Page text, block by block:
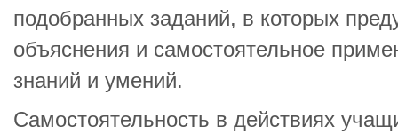
подобранных заданий, в которых
объяснения и самостоятельное
знаний и умений.
Самостоятельность в действиях